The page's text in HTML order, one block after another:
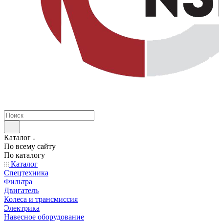
Каталог
По всему сайту
По каталогу
Каталог
Спецтехника
Фильтра
Двигатель
Колеса и трансмиссия
Электрика
Навесное оборудование